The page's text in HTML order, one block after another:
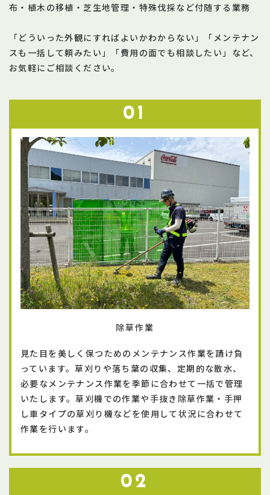
布・植木の移植・芝生地管理・特殊伐採など付随する業務
「どういった外観にすればよいかわからない」「メンテナン
スも一括して頼みたい」「費用の面でも相談したい」など、
お気軽にご相談ください。
01
除草作業
見た目を美しく保つためのメンテナンス作業を請け負
っています。草刈りや落ち葉の収集、定期的な散水、
必要なメンテナンス作業を季節に合わせて一括で管理
いたします。草刈機での作業や手抜き除草作業・手押
し車タイプの草刈り機などを使用して状況に合わせて
作業を行います。
02